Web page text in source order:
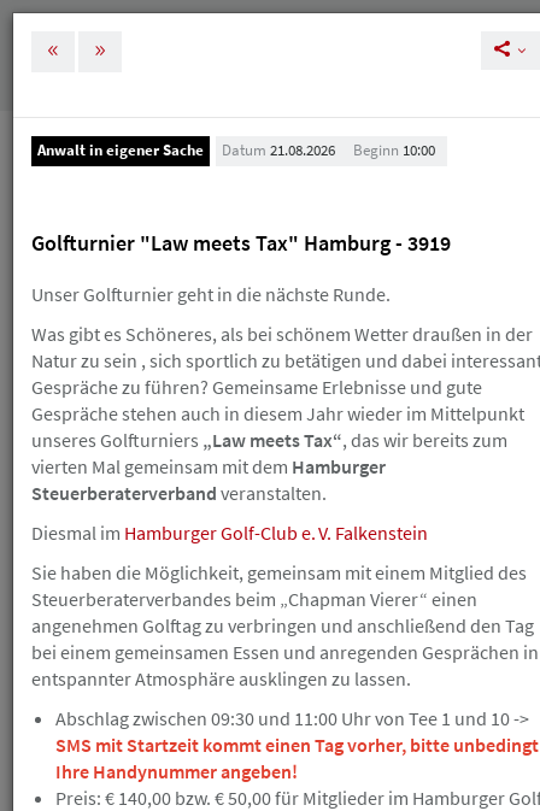
Veranstaltungen
Melden Sie sich rechtzeitig zu unseren
vereinfachen. Bei einer Stornierung nach der
kostenlosen Absagefrist (in der Regel 10 Tage vor der
Veranstaltung) erhalten Sie einen Gutschein, den Sie
innerhalb eines Jahres für die Buchung eines neuen
HAV-Seminars einlösen können. Sollte Ihnen das
Skript schon zugegangen sein, erhalten Sie einen
Gutschein über die Hälfte des Teilnahmebetrags.
Wenn Sie einen Gutschein erhalten, ist der
ursprüngliche Teilnahmebetrag trotzdem fällig. Einen
Gutschein erhalten Sie nicht bei Nichterscheinen
ohne vorherige Absage. Die Anmeldung zu einer
kulturellen/ gesellschaftlichen Veranstaltung ist
verbindlich und nicht mehr kostenlos stornierbar.
Die Teilnahmebedingungen finden Siehier.
Anwalt in eigener Sache Datum 21.08.2026 Beginn 10:00
Golfturnier "Law meets Tax" Hamburg - 3919
Unser Golfturnier geht in die nächste Runde.
Was gibt es Schöneres, als bei schönem Wetter draußen in der
Natur zu sein , sich sportlich zu betätigen und dabei
Gespräche zu führen? Gemeinsame Erlebnisse und gute
Gespräche stehen auch in diesem Jahr wieder im Mittelpunkt
unseres Golfturniers „Law meets Tax“, das wir bereits zum
vierten Mal gemeinsam mit dem Hamburger
Steuerberaterverband veranstalten.
Diesmal im Hamburger Golf-Club e. V. Falkenstein
Sie haben die Möglichkeit, gemeinsam mit einem Mitglied des
Steuerberaterverbandes beim „Chapman Vierer“ einen
angenehmen Golftag zu verbringen und anschließend den Tag
bei einem gemeinsamen Essen und anregenden Gesprächen in
entspannter Atmosphäre ausklingen zu lassen.
Abschlag zwischen 09:30 und 11:00 Uhr von Tee 1 und 10 ->
SMS mit Startzeit kommt einen Tag vorher, bitte unbedingt
Ihre Handynummer angeben!
Preis: € 140,00 bzw. € 50,00 für Mitglieder im Hamburger